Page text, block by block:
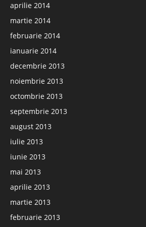
aprilie 2014
martie 2014
februarie 2014
ianuarie 2014
decembrie 2013
noiembrie 2013
octombrie 2013
septembrie 2013
august 2013
iulie 2013
iunie 2013
mai 2013
aprilie 2013
martie 2013
februarie 2013